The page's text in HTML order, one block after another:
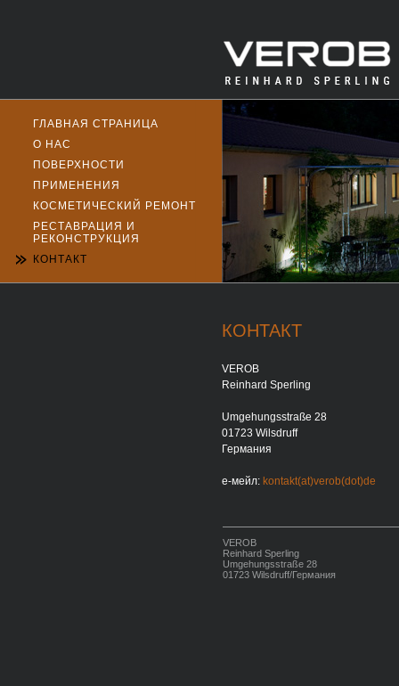
ГЛАВНАЯ СТРАНИЦА
О НАС
ПОВЕРХНОСТИ
ПРИМЕНЕНИЯ
КОСМЕТИЧЕСКИЙ РЕМОНТ
РЕСТАВРАЦИЯ И
РЕКОНСТРУКЦИЯ
КОНТАКТ
КОНТАКТ
VEROB
Reinhard Sperling
Umgehungsstraße 28
01723 Wilsdruff
Германия
е-мейл: kontakt(at)verob(dot)de
VEROB
Reinhard Sperling
Umgehungsstraße 28
01723 Wilsdruff/Германия